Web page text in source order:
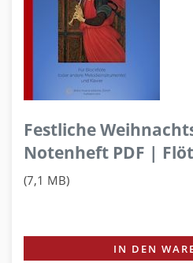
Festliche
Notenheft PDF |
(7,1 MB)
IN DEN